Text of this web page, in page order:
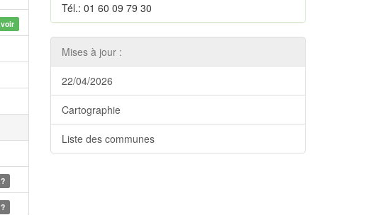
voir
?
?
Tél.: 01 60 09 79 30
Mises à jour :
22/04/2026
Cartographie
Liste des communes